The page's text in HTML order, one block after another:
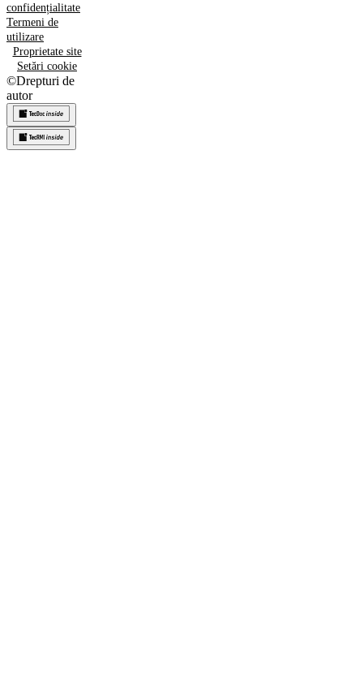
confidențialitate
Termeni de
utilizare
Proprietate site
Setări cookie
©Drepturi de
autor